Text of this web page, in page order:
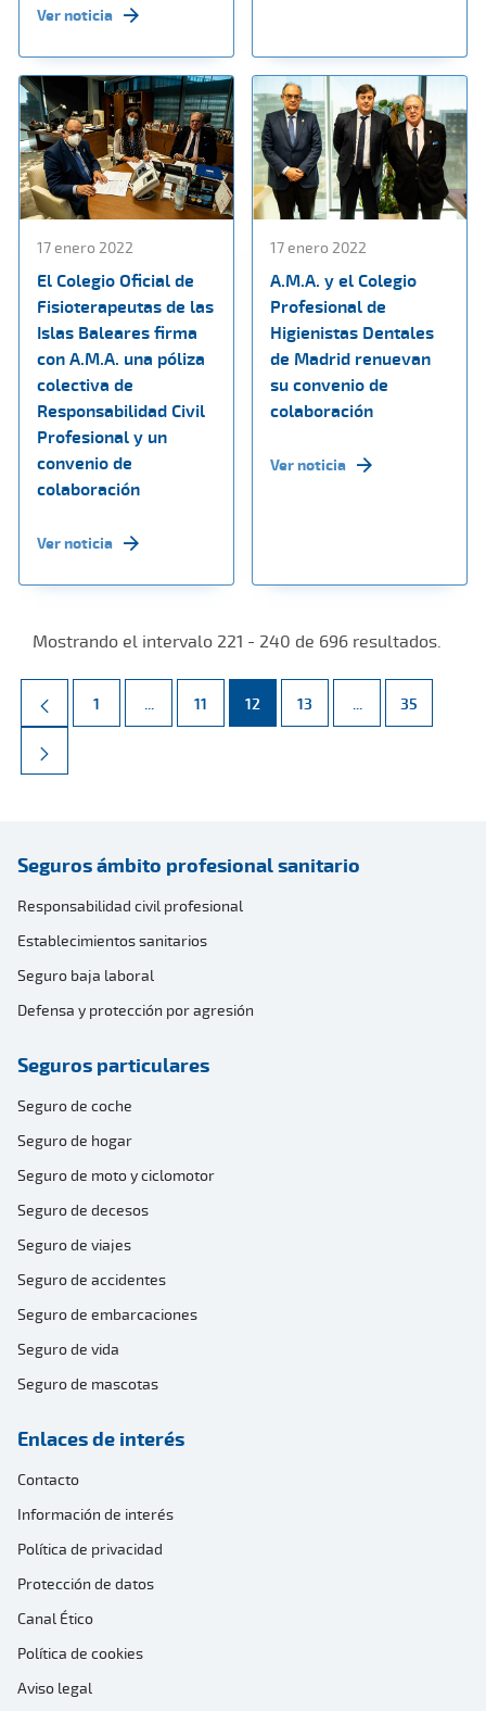
Ver noticia
17 enero 2022
El Colegio Oficial de
Fisioterapeutas de las
Islas Baleares firma
con A.M.A. una póliza
colectiva de
Responsabilidad Civil
Profesional y un
convenio de
colaboración
Ver noticia
17 enero 2022
A.M.A. y el Colegio
Profesional de
Higienistas Dentales
de Madrid renuevan
su convenio de
colaboración
Ver noticia
Mostrando el intervalo 221 - 240 de 696 resultados.
Página
1 ... Páginas intermedias Use TAB para desplazarse.
Página
11 Página
12 Página
13 ... Páginas
Página
35
Seguros ámbito profesional sanitario
Responsabilidad civil profesional
Establecimientos sanitarios
Seguro baja laboral
Defensa y protección por agresión
Seguros particulares
Seguro de coche
Seguro de hogar
Seguro de moto y ciclomotor
Seguro de decesos
Seguro de viajes
Seguro de accidentes
Seguro de embarcaciones
Seguro de vida
Seguro de mascotas
Enlaces de interés
Contacto
Información de interés
Política de privacidad
Protección de datos
Canal Ético
Política de cookies
Aviso legal